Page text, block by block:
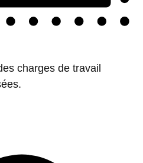
charges de travail